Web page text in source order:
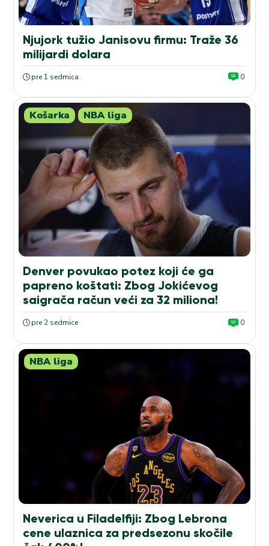
Njujork tužio Janisovu firmu: Traže 36
milijardi dolara
pre 1 sedmica 0
Košarka NBA liga
Denver povukao potez koji će ga
papreno koštati: Zbog Jokićevog
saigrača račun veći za 32 miliona!
pre 2 sedmice 0
NBA liga
Neverica u Filadelfiji: Zbog Lebrona
cene ulaznica za predsezonu skočile